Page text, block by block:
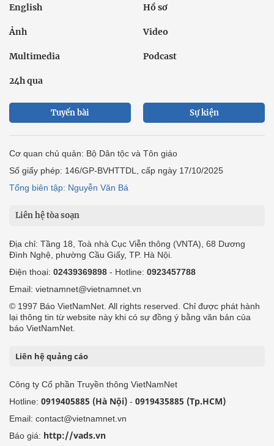
English Hồ sơ
Ảnh Video
Multimedia Podcast
24h qua
Tuyến bài Sự kiện
Cơ quan chủ quản: Bộ Dân tộc và Tôn giáo
Số giấy phép: 146/GP-BVHTTDL, cấp ngày 17/10/2025
Tổng biên tập: Nguyễn Văn Bá
Liên hệ tòa soạn
Địa chỉ: Tầng 18, Toà nhà Cục Viễn thông (VNTA), 68 Dương
Đình Nghệ, phường Cầu Giấy, TP. Hà Nội.
Điện thoại: 02439369898 - Hotline: 0923457788
Email: vietnamnet@vietnamnet.vn
© 1997 Báo VietNamNet. All rights reserved. Chỉ được phát hành
lại thông tin từ website này khi có sự đồng ý bằng văn bản của
báo VietNamNet.
Liên hệ quảng cáo
Công ty Cổ phần Truyền thông VietNamNet
Hotline: 0919405885 (Hà Nội) - 0919435885 (Tp.HCM)
Email: contact@vietnamnet.vn
Báo giá: http://vads.vn